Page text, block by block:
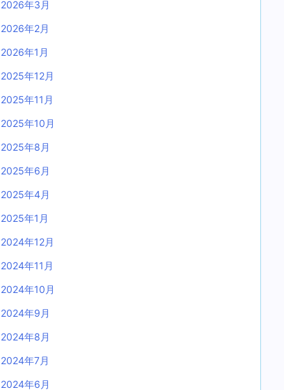
2026年3月
2026年2月
2026年1月
2025年12月
2025年11月
2025年10月
2025年8月
2025年6月
2025年4月
2025年1月
2024年12月
2024年11月
2024年10月
2024年9月
2024年8月
2024年7月
2024年6月